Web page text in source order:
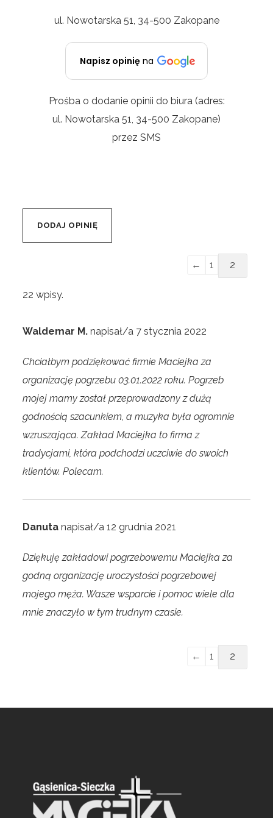
dekoracje kwietne, profesjonalizm w
każdym calu i serdeczność wobec
klienta w sytuacji delikatnej. Bardzo
dziękuję i polecam!
ul. Nowotarska 51, 34-500 Zakopane
Napisz opinię na
Prośba o dodanie opinii do biura (adres:
ul. Nowotarska 51, 34-500 Zakopane)
przez SMS
← 1 2
22 wpisy.
Waldemar M.napisał/a 7 stycznia 2022
Chciałbym podziękować firmie Maciejka za
organizację pogrzebu 03.01.2022 roku. Pogrzeb
mojej mamy został przeprowadzony z dużą
godnością szacunkiem, a muzyka była ogromnie
wzruszająca. Zakład Maciejka to firma z
tradycjami, która podchodzi uczciwie do swoich
klientów. Polecam.
Danutanapisał/a 12 grudnia 2021
Dziękuję zakładowi pogrzebowemu Maciejka za
godną organizację uroczystości pogrzebowej
mojego męża. Wasze wsparcie i pomoc wiele dla
mnie znaczyło w tym trudnym czasie.
← 1 2